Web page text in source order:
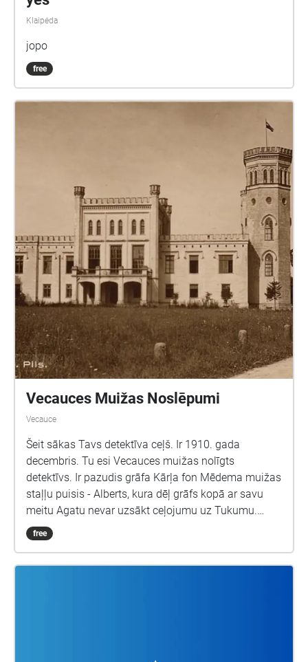
Klaipėda
jopo
free
Vecauces Muižas Noslēpumi
Vecauce
Šeit sākas Tavs detektīva ceļš. Ir 1910. gada
decembris. Tu esi Vecauces muižas nolīgts
detektīvs. Ir pazudis grāfa Kārļa fon Mēdema muižas
staļļu puisis - Alberts, kura dēļ grāfs kopā ar savu
meitu Agatu nevar uzsākt ceļojumu uz Tukumu.
Viss, kas līdz šim ir zināms par pazudušo Albertu.
Grāfs bija izsludinājis meklēšanu vietējā teritorijā, tai
kāpēc viņš ir pazudis. Grāfs Kārlis fon Mēdems ir
free